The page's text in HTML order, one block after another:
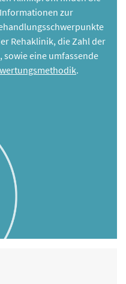
zur
Rehaklinik, die Zahl der
eine umfassende
.